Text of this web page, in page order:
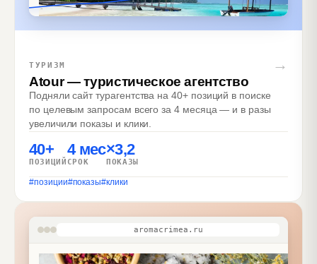
ТУРИЗМ →
Atour — туристическое агентство
Подняли сайт турагентства на 40+ позиций в поиске
по целевым запросам всего за 4 месяца — и в разы
увеличили показы и клики.
40+
ПОЗИЦИЙ
4 мес
СРОК
×3,2
ПОКАЗЫ
#позиции#показы#клики
aromacrimea.ru